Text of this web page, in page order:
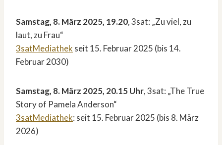
Samstag, 8. März 2025, 19.20, 3sat: „Zu viel, zu
laut, zu Frau“
3satMediathek seit 15. Februar 2025 (bis 14.
Februar 2030)
Samstag, 8. März 2025, 20.15 Uhr, 3sat: „The True
Story of Pamela Anderson“
3satMediathek: seit 15. Februar 2025 (bis 8. März
2026)